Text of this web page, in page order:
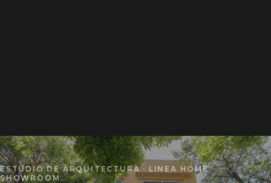
ESTUDIO DE ARQUITECTURA · LINEA HOME
SHOWROOM